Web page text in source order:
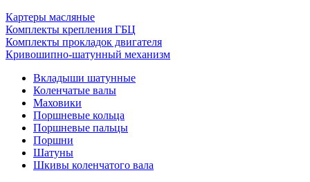
Картеры масляные
Комплекты крепления ГБЦ
Комплекты прокладок двигателя
Кривошипно-шатунный механизм
Вкладыши шатунные
Коленчатые валы
Маховики
Поршневые кольца
Поршневые пальцы
Поршни
Шатуны
Шкивы коленчатого вала